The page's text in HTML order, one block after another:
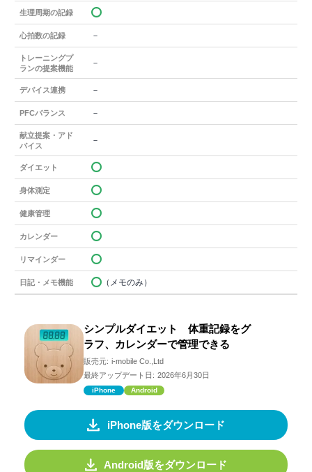
生理周期の記録
心拍数の記録 －
トレーニングプ
ランの提案機能
－
デバイス連携 －
PFCバランス －
献立提案・アド
バイス
－
ダイエット
身体測定
健康管理
カレンダー
リマインダー
日記・メモ機能 （メモのみ）
シンプルダイエット 体重記録をグ
ラフ、カレンダーで管理できる
販売元: i-mobile Co.,Ltd
最終アップデート日: 2026年6月30日
iPhone Android
iPhone版をダウンロード
Android版をダウンロード